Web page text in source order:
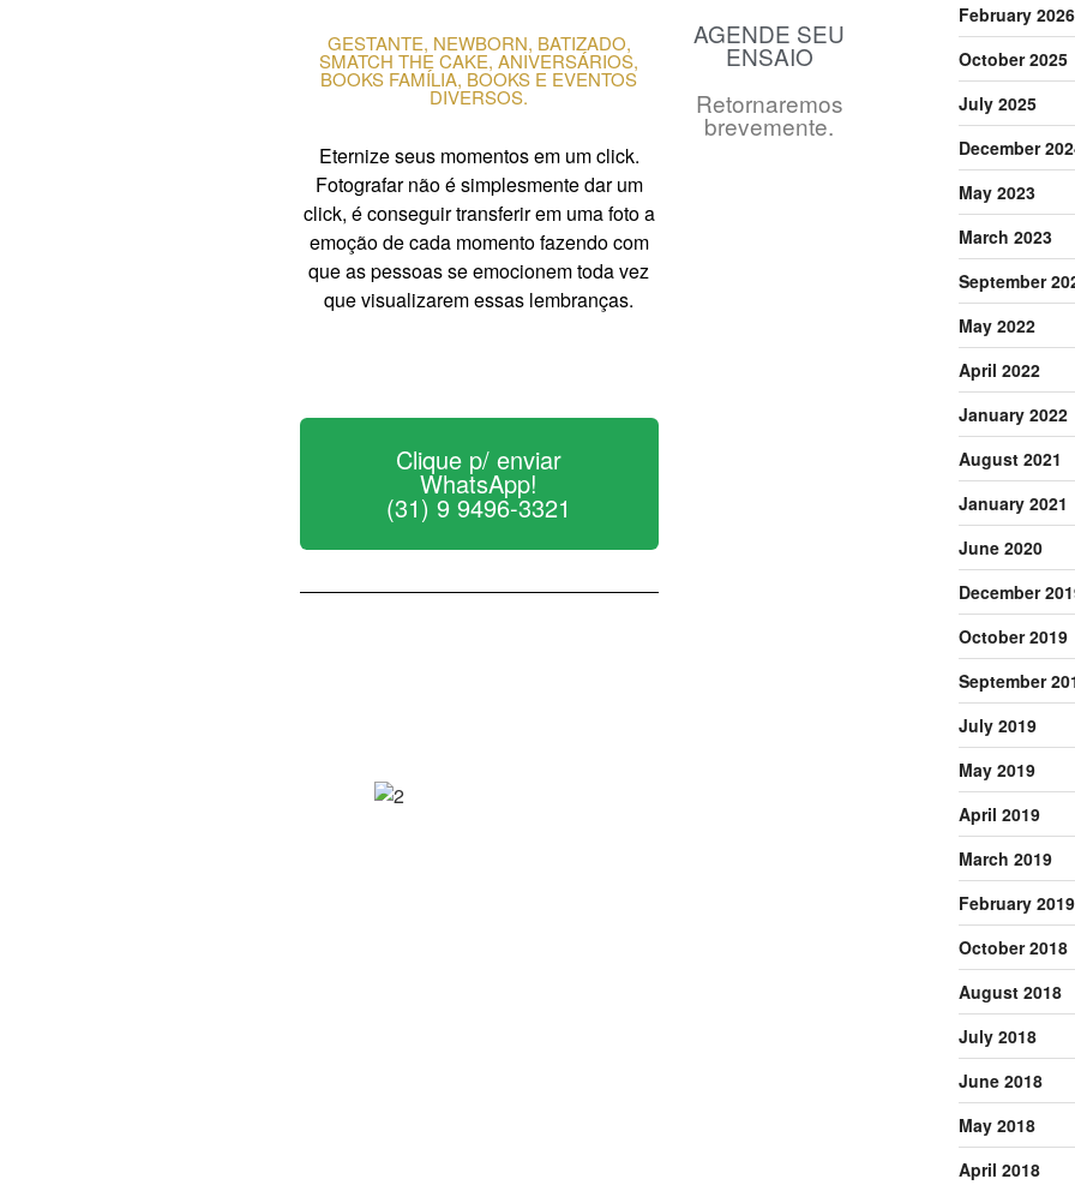
GESTANTE, NEWBORN, BATIZADO,
SMATCH THE CAKE, ANIVERSÁRIOS,
BOOKS FAMÍLIA, BOOKS E EVENTOS
DIVERSOS.
Eternize seus momentos em um click.
Fotografar não é simplesmente dar um
click, é conseguir transferir em uma foto a
emoção de cada momento fazendo com
que as pessoas se emocionem toda vez
que visualizarem essas lembranças.
Clique p/ enviar
WhatsApp!
(31) 9 9496-3321
AGENDE SEU
ENSAIO
Retornaremos
brevemente.
February 2026
October 2025
July 2025
December
May 2023
March 2023
September
May 2022
April 2022
January 2022
August 2021
January 2021
June 2020
December
October 2019
September
July 2019
May 2019
April 2019
March 2019
February 2019
October 2018
August 2018
July 2018
June 2018
May 2018
April 2018